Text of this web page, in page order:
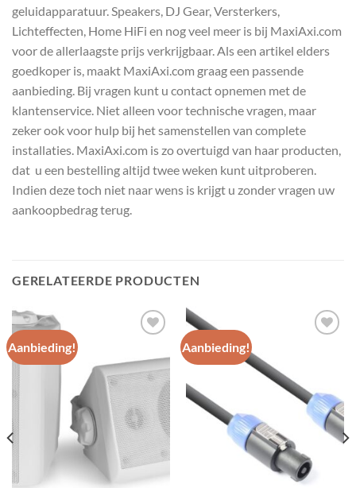
geluidapparatuur. Speakers, DJ Gear, Versterkers,
Lichteffecten, Home HiFi en nog veel meer is bij MaxiAxi.com
voor de allerlaagste prijs verkrijgbaar. Als een artikel elders
goedkoper is, maakt MaxiAxi.com graag een passende
aanbieding. Bij vragen kunt u contact opnemen met de
klantenservice. Niet alleen voor technische vragen, maar
zeker ook voor hulp bij het samenstellen van complete
installaties. MaxiAxi.com is zo overtuigd van haar producten,
dat u een bestelling altijd twee weken kunt uitproberen.
Indien deze toch niet naar wens is krijgt u zonder vragen uw
aankoopbedrag terug.
GERELATEERDE PRODUCTEN
Aanbieding!
Toevoegen
aan
wenslijst
Aanbieding!
wenslijst